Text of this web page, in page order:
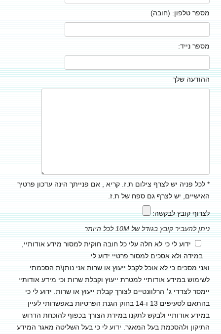
מספר טלפון: (חובה)
מספר נייד:
ההודעה שלך
* לכל פניה יש לצרף צילום ת.ז. קריא , אם פנייתך הינה עדכון פרטיך
האישיים, יש לצרף גם ספח של ת.ז.
לצרוף קובץ לבקשה:
ניתן להעביר קובץ בגודל של 10M לכל היותר
ידוע לי כי לא חלה עלי כל חובה חוקית למסור מידע אודותיי,
במידה ולא אסכים למסור פרטיי ידוע לי
ואני מסכים כי לא אוכל לקבל ייעוץ או שרות אני נותן\ת הסכמתי
לשימוש במידע אודותיי למטרת ייעוץ וקבלת שרות וכי מידע אודותיי
יימסר לצדדי ג׳ הרלוונטיים לצורך קבלת ייעוץ או שרות. ידוע לי כי
בהתאם לסעיפים 13 ו-14 בחוק הגנת הפרטיות באפשרותי לעיין
במידע אודותיי ולבקש לתקנו במידת הצורך בכפוף להוכחת הדרוש
התיקון ולהסכמת בעל המאגר. ידוע לי כי בעל השליטה מאגר המידע